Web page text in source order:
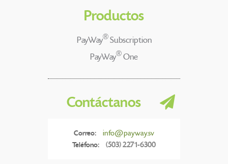
Productos
PayWay®Subscription
PayWay®One
Contáctanos
Correo: info@payway.sv
Teléfono: (503) 2271-6300